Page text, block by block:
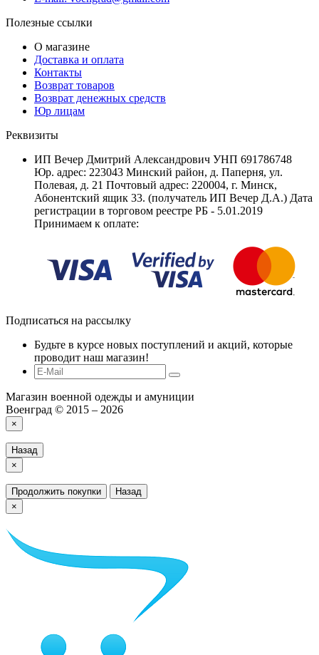
Полезные ссылки
О магазине
Доставка и оплата
Контакты
Возврат товаров
Возврат денежных средств
Юр лицам
Реквизиты
ИП Вечер Дмитрий Александрович УНП 691786748
Юр. адрес: 223043 Минский район, д. Паперня, ул.
Полевая, д. 21 Почтовый адрес: 220004, г. Минск,
Абонентский ящик 33. (получатель ИП Вечер Д.А.) Дата
регистрации в торговом реестре РБ - 5.01.2019
Принимаем к оплате:
Подписаться на рассылку
Будьте в курсе новых поступлений и акций, которые
проводит наш магазин!
Магазин военной одежды и амуниции
Военград © 2015 – 2026
×
Назад
×
Продолжить покупки
Назад
×